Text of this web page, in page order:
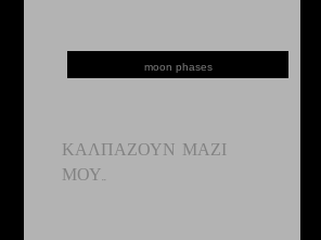
moon phases
ΚΑΛΠΆΖΟΥΝ ΜΑΖΊ
ΜΟΥ..